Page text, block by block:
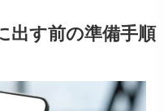
出す前の準備手順